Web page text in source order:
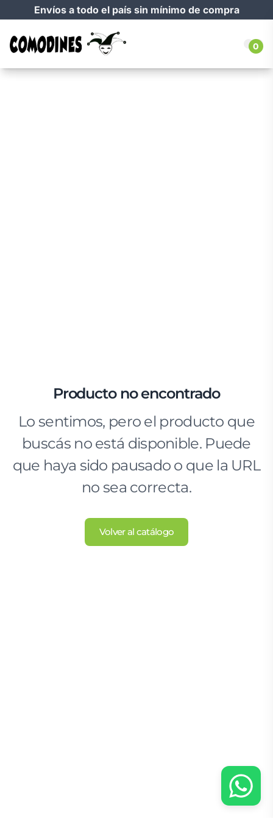
Envíos a todo el país sin mínimo de compra
0
Producto no encontrado
Lo sentimos, pero el producto que
buscás no está disponible. Puede
que haya sido pausado o que la URL
no sea correcta.
Volver al catálogo